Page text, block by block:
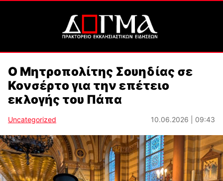
Ο Μητροπολίτης Σουηδίας σε
Κονσέρτο για την επέτειο
εκλογής του Πάπα
Uncategorized 10.06.2026 | 09:43